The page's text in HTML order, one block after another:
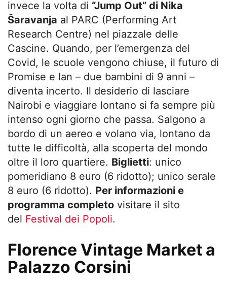
invece la volta di “Jump Out” di Nika
Šaravanja al PARC (Performing Art
Research Centre) nel piazzale delle
Cascine. Quando, per l’emergenza del
Covid, le scuole vengono chiuse, il futuro di
Promise e Ian – due bambini di 9 anni –
diventa incerto. Il desiderio di lasciare
Nairobi e viaggiare lontano si fa sempre più
intenso ogni giorno che passa. Salgono a
bordo di un aereo e volano via, lontano da
tutte le difficoltà, alla scoperta del mondo
oltre il loro quartiere. Biglietti: unico
pomeridiano 8 euro (6 ridotto); unico serale
8 euro (6 ridotto). Per informazioni e
programma completo visitare il sito
del Festival dei Popoli.
Florence Vintage Market a
Palazzo Corsini